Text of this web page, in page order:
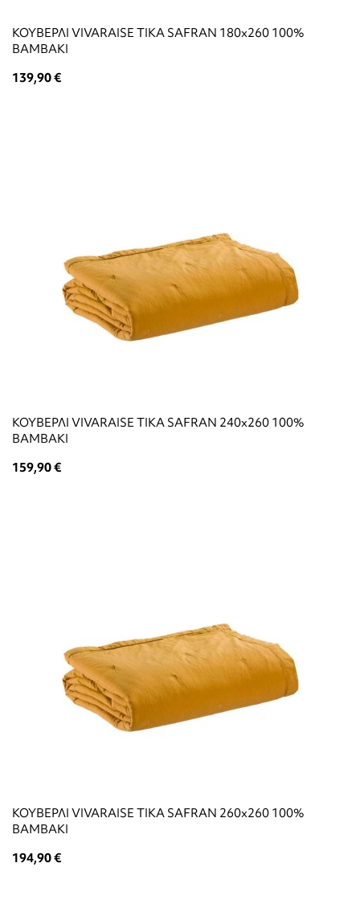
ΚΟΥΒΕΡΛΙ VIVARAISE TIKA SAFRAN 180x260 100%
ΒΑΜΒΑΚΙ
139,90 €
ΚΟΥΒΕΡΛΙ VIVARAISE TIKA SAFRAN 240x260 100%
ΒΑΜΒΑΚΙ
159,90 €
ΚΟΥΒΕΡΛΙ VIVARAISE TIKA SAFRAN 260x260 100%
ΒΑΜΒΑΚΙ
194,90 €